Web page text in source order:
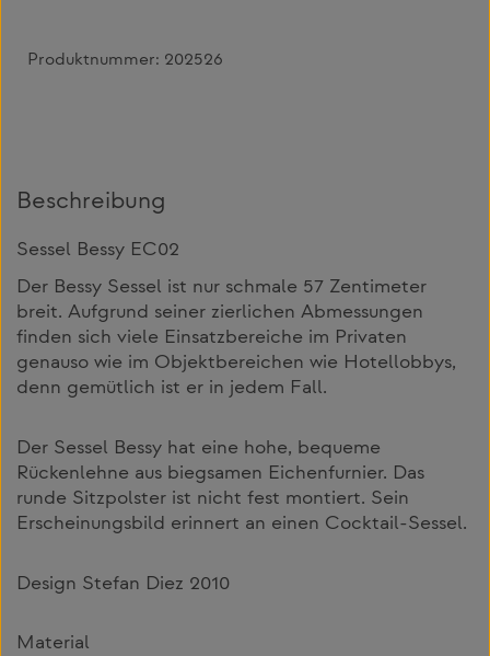
Produktnummer: 202526
Beschreibung
Sessel Bessy EC02
Der Bessy Sessel ist nur schmale 57 Zentimeter
breit. Aufgrund seiner zierlichen Abmessungen
finden sich viele Einsatzbereiche im Privaten
genauso wie im Objektbereichen wie Hotellobbys,
denn gemütlich ist er in jedem Fall.
Der Sessel Bessy hat eine hohe, bequeme
Rückenlehne aus biegsamen Eichenfurnier. Das
runde Sitzpolster ist nicht fest montiert. Sein
Erscheinungsbild erinnert an einen Cocktail-Sessel.
Design Stefan Diez 2010
Material